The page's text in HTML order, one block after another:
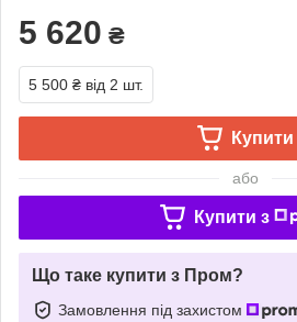
5 620 ₴
5 500 ₴ від 2 шт.
Купити
або
Купити з
Що таке купити з Пром?
Замовлення під захистом